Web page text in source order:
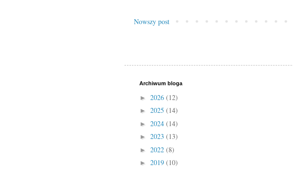
Nowszy post
Archiwum bloga
► 2026 (12)
► 2025 (14)
► 2024 (14)
► 2023 (13)
► 2022 (8)
► 2019 (10)